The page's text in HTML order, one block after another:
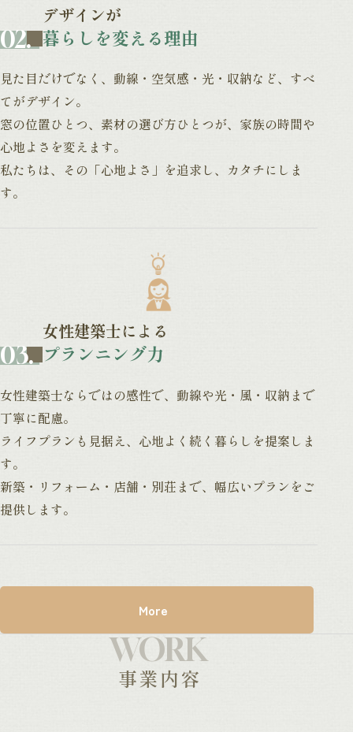
デザインが
暮らしを変える理由
見た目だけでなく、動線・空気感・光・ 収納など、すべ
てがデザイン。
窓の位置ひとつ、素材の選び方ひとつが、家族の時間や
心地よさを変えます。
私たちは、その「心地よさ」を追求し、 カタチにしま
す。
女性建築士による
プランニング力
女性建築士ならではの感性で、 動線や光・風・収納まで
丁寧に配慮。
ライフプランも見据え、 心地よく続く暮らしを提案しま
す。
新築・リフォーム・店舗・別荘まで、 幅広いプランをご
提供します。
More
WORK
事業内容